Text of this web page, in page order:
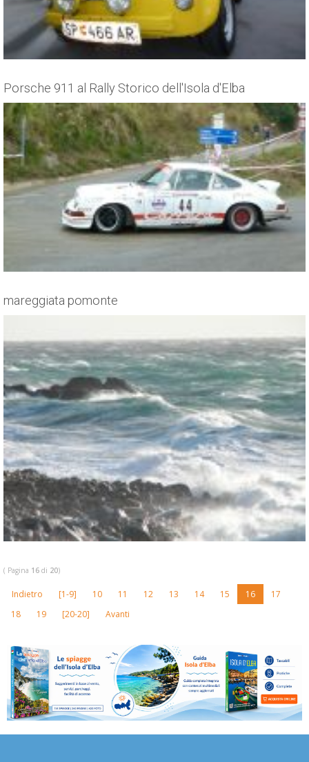
Porsche 911 al Rally Storico dell'Isola d'Elba
mareggiata pomonte
( Pagina 16 di 20)
Indietro [1-9] 10 11 12 13 14 15 16
17
18
19 [20-20] Avanti